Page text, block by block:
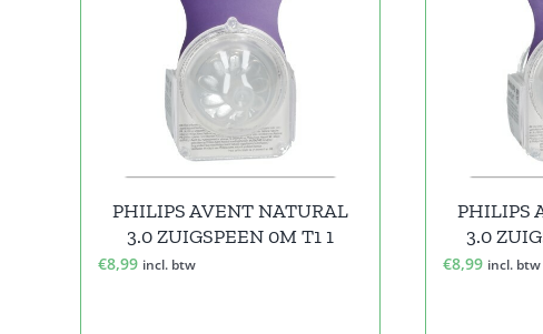
PHILIPS AVENT NATURAL
3.0 ZUIGSPEEN 0M T1 1
€8,99 incl. btw
PHILIPS
3.0
€8,99 incl. btw